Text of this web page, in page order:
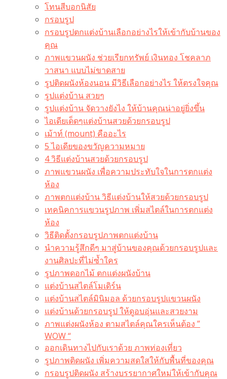
โทนสีบอกนิสัย
กรอบรูป
กรอบรูปตกแต่งบ้านเลือกอย่างไรให้เข้ากับบ้านของ
คุณ
ภาพแขวนผนัง ช่วยเรียกทรัพย์ เงินทอง โชคลาภ
วาสนา แบบไม่ขาดสาย
รูปติดผนังห้องนอน มีวิธีเลือกอย่างไร ให้ตรงใจคุณ
รูปแต่งบ้าน สวยๆ
รูปแต่งบ้าน จัดวางยังไง ให้บ้านคุณน่าอยู่ยิ่งขึ้น
ไอเดียเด็ดๆแต่งบ้านสวยด้วยกรอบรูป
เม้าท์ (mount) คืออะไร​
5 ไอเดียของขวัญความหมาย
4 วิธีแต่งบ้านสวยด้วยกรอบรูป
ภาพแขวนผนัง เพื่อความประทับใจในการตกแต่ง
ห้อง
ภาพตกแต่งบ้าน วิธีแต่งบ้านให้สวยด้วยกรอบรูป
เทคนิคการแขวนรูปภาพ เพิ่มสไตล์ในการตกแต่ง
ห้อง
วิธีติดตั้งกรอบรูปภาพตกแต่งบ้าน
นำความรู้สึกดีๆ มาสู่บ้านของคุณด้วยกรอบรูปและ
งานศิลปะที่ไม่ซ้ำใคร
รูปภาพดอกไม้ ตกแต่งผนังบ้าน
แต่งบ้านสไตล์โมเดิร์น
แต่งบ้านสไตล์มินิมอล ด้วยกรอบรูปแขวนผนัง
แต่งบ้านด้วยกรอบรูป ให้ดูอบอุ่นและสวยงาม
ภาพแต่งผนังห้อง ตามสไตล์คุณใครเห็นต้อง ”
WOW “
ออกเดินทางไปกับเราด้วย ภาพท่องเที่ยว
รูปภาพติดผนัง เพิ่มความสดใสให้กับพื้นที่ของคุณ
กรอบรูปติดผนัง สร้างบรรยากาศใหม่ให้เข้ากับคุณ